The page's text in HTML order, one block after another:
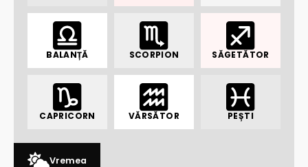
BALANȚĂ SCORPION SĂGETĂTOR
CAPRICORN VĂRSĂTOR PEȘTI
Vremea